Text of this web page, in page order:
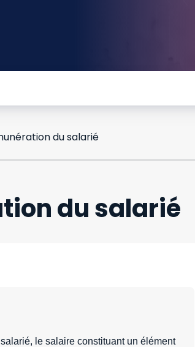
du salarié
du salarié
le salaire constituant un élément